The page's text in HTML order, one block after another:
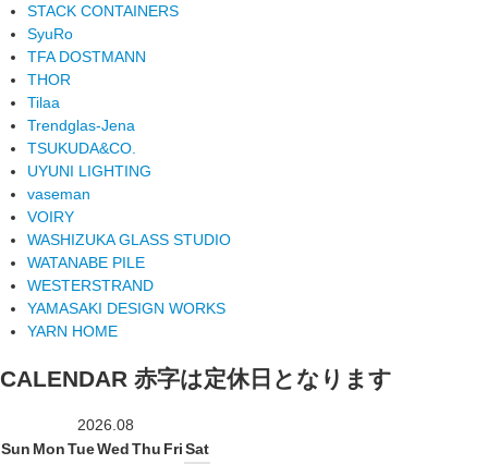
STACK CONTAINERS
SyuRo
TFA DOSTMANN
THOR
Tilaa
Trendglas-Jena
TSUKUDA&CO.
UYUNI LIGHTING
vaseman
VOIRY
WASHIZUKA GLASS STUDIO
WATANABE PILE
WESTERSTRAND
YAMASAKI DESIGN WORKS
YARN HOME
CALENDAR 赤字は定休日となります
2026.08
Sun MonTueWedThu FriSat